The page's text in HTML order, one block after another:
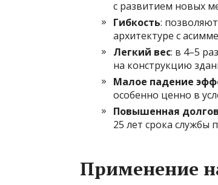
с развитием новых
Гибкость:
архитектуре с
Легкий вес: в 4–5
на конструкцию
Малое падение
особенно ценно в
Повышенная
25 лет срока
Применение